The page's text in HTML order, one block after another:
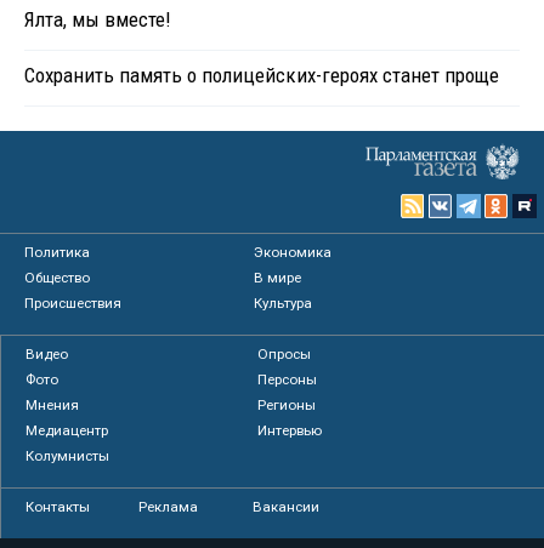
Ялта, мы вместе!
Сохранить память о полицейских-героях станет проще
Политика
Экономика
Общество
В мире
Происшествия
Культура
Видео
Опросы
Фото
Персоны
Мнения
Регионы
Медиацентр
Интервью
Колумнисты
Контакты Реклама Вакансии